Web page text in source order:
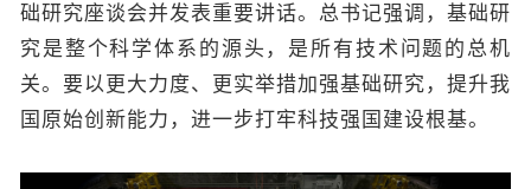
础研究座谈会并发表重要讲话。总书记强调，基础研
究是整个科学体系的源头，是所有技术问题的总机
关。要以更大力度、更实举措加强基础研究，提升我
国原始创新能力，进一步打牢科技强国建设根基。